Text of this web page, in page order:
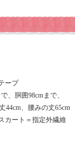
ープ
、胴囲98cmまで、
44cm、腰みの丈65cm
カート＝指定外繊維